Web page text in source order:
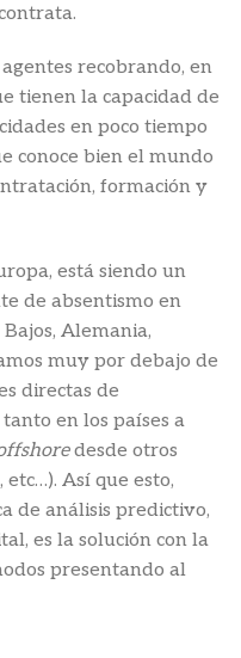
recobrando, en
tienen la capacidad de
en poco tiempo
conoce bien el mundo
formación y
está siendo un
de absentismo en
Alemania,
muy por debajo de
directas de
en los países a
desde otros
etc…). Así que esto,
de análisis predictivo,
es la solución con la
presentando al